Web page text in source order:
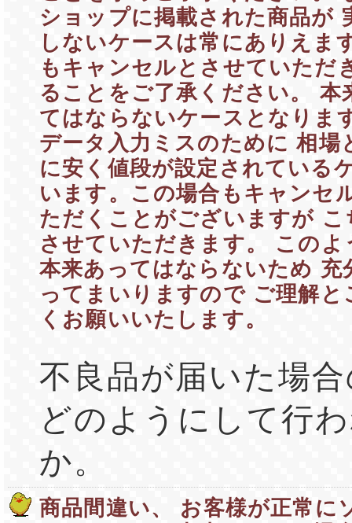
ショップに掲載された商品が
しないケースは常にありえま
もキャンセルとさせていただ
ることをご了承ください。 本
てはならないケースとなりま
データ入力ミスのために 相場
に安く値段が設定されている
います。この場合もキャンセ
ただくことがございますが こ
させていただきます。 このよ
本来あってはならないため 充
ってまいりますので ご理解と
くお願いいたします。
不良品が届いた場
どのようにして行
か。
商品間違い、 お客様が正常に